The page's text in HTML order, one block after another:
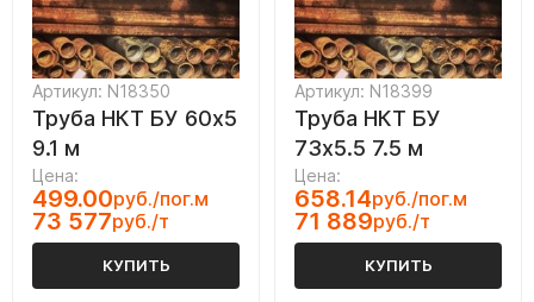
Артикул: N18350
Труба НКТ БУ 60х5
9.1 м
Цена:
499.00руб./пог.м
73 577руб./т
КУПИТЬ
Артикул: N18399
Труба НКТ БУ
73х5.5 7.5 м
Цена:
658.14руб./пог.м
71 889руб./т
КУПИТЬ